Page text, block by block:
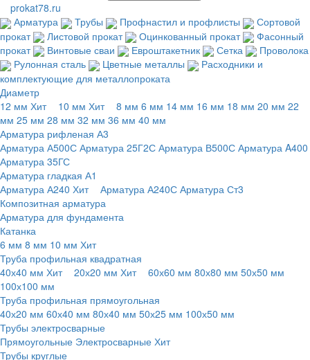
prokat78.ru
Арматура
Трубы Профнастил и профлисты
Сортовой
прокат
Листовой прокат Оцинкованный прокат
Фасонный
прокат
Винтовые сваи Евроштакетник Сетка
Проволока
Рулонная сталь
Цветные металлы
Расходники и
комплектующие для металлопроката
Диаметр
12 мм Хит 10 мм Хит 8 мм 6 мм 14 мм 16 мм 18 мм 20 мм 22
мм 25 мм 28 мм 32 мм 36 мм 40 мм
Арматура рифленая А3
Арматура А500С Арматура 25Г2С Арматура В500С Арматура A400
Арматура 35ГС
Арматура гладкая А1
Арматура А240 Хит Арматура А240С Арматура Ст3
Композитная арматура
Арматура для фундамента
Катанка
6 мм 8 мм 10 мм Хит
Труба профильная квадратная
40х40 мм Хит 20х20 мм Хит 60х60 мм 80х80 мм 50х50 мм
100х100 мм
Труба профильная прямоугольная
40х20 мм 60х40 мм 80х40 мм 50х25 мм 100х50 мм
Трубы электросварные
Прямоугольные Электросварные Хит
Трубы круглые